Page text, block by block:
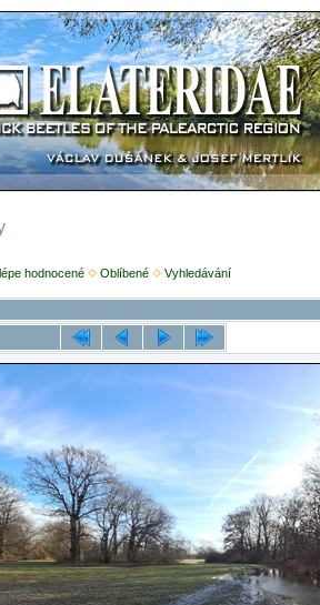
hodnocené Oblíbené Vyhledávání